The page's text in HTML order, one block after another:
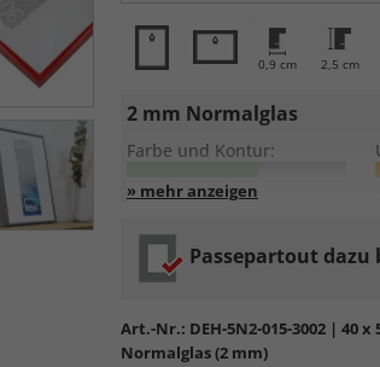
0,9 cm 2,5 cm
2 mm Normalglas
Farbe und Kontur:
Entspiegelung:
Standardglasin hochwertiger
Formstabil, preiswert,
Reflektierende Oberfläche
Passepartout dazu
Art.-Nr.: DEH-5N2-015-3002| 40 x
Normalglas (2 mm)